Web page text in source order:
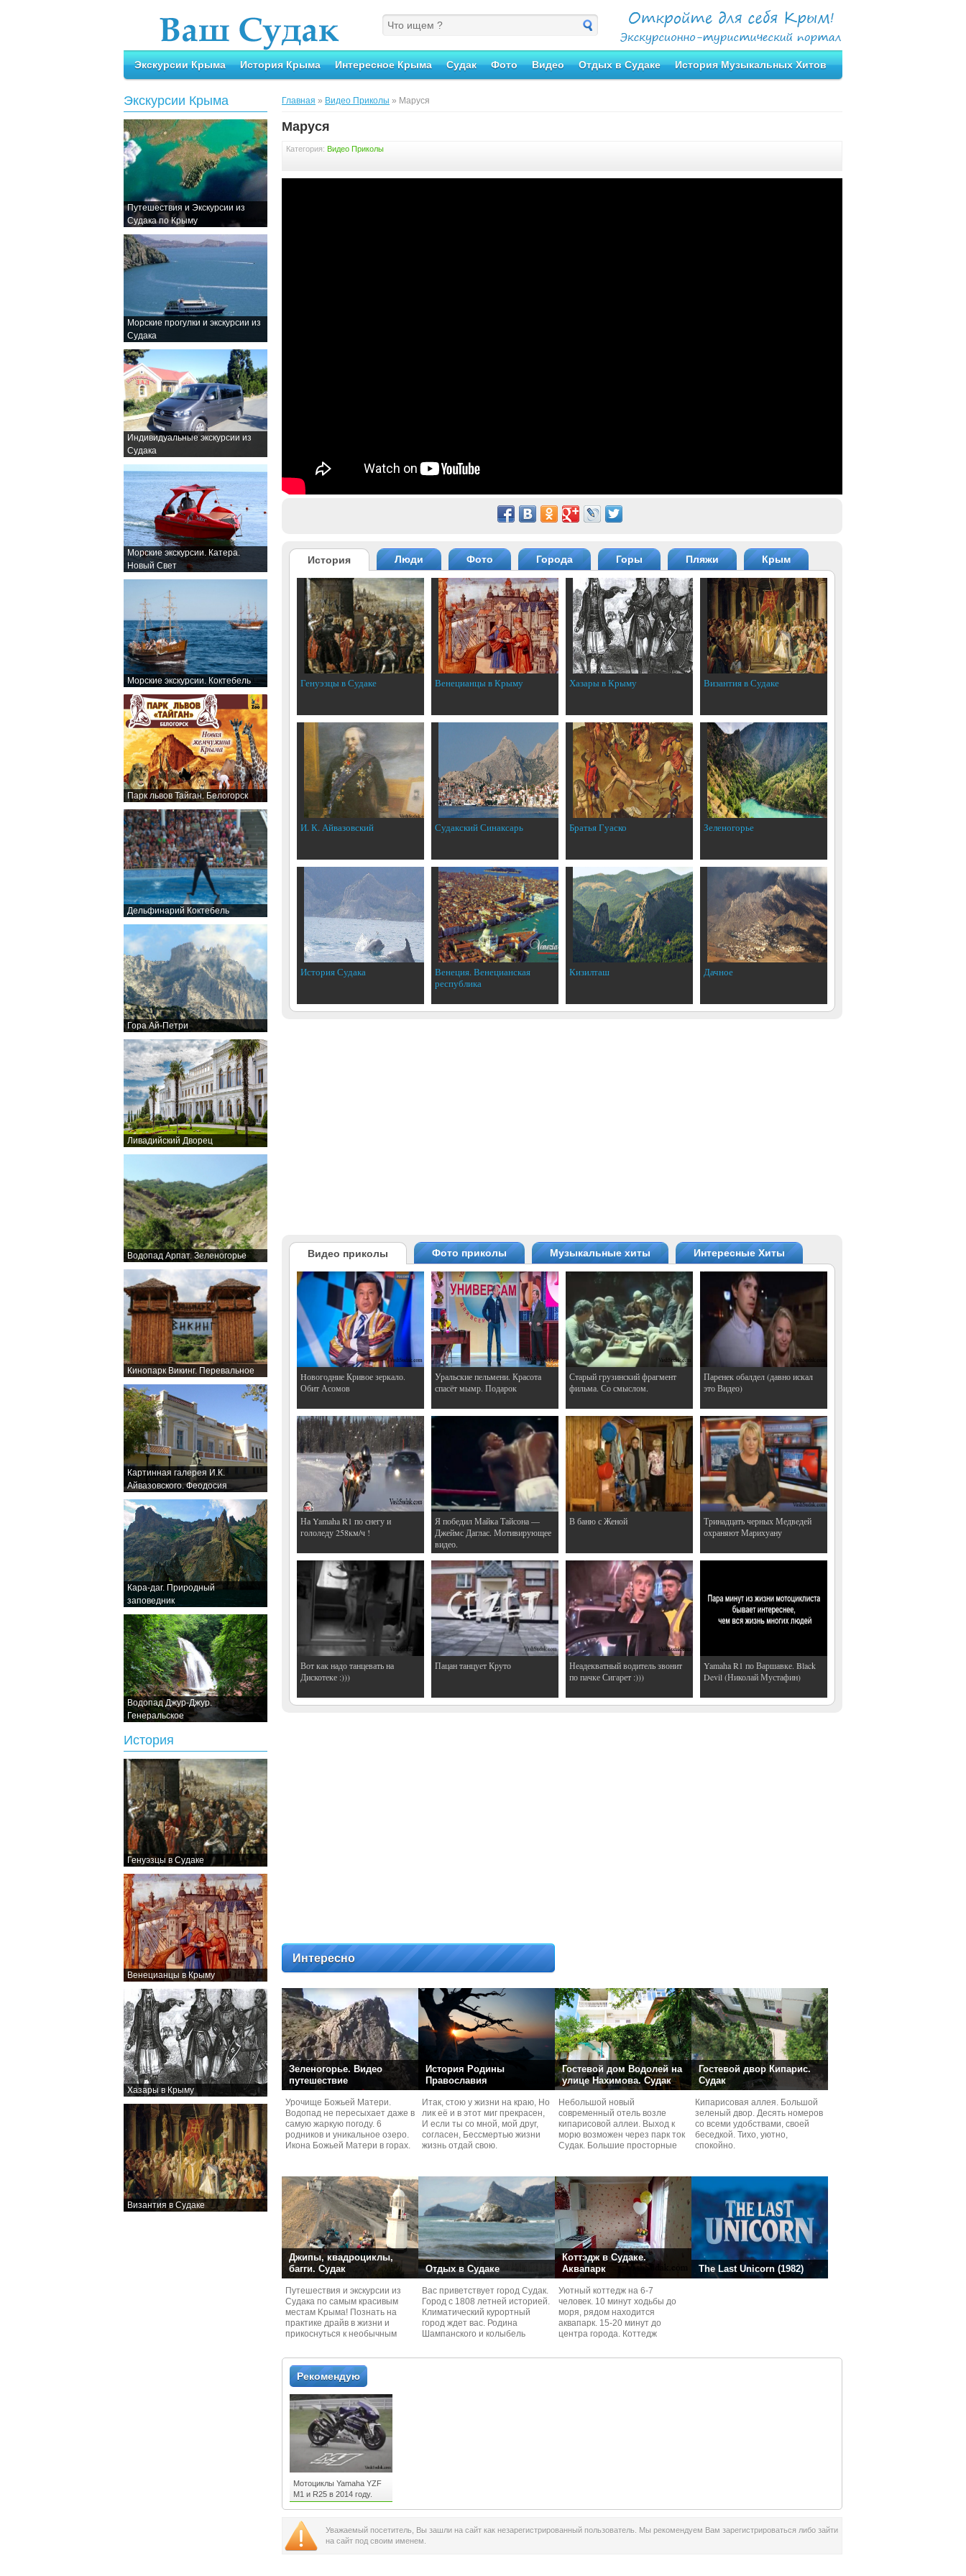
Экскурсии Крыма История Крыма Интересное Крыма Судак Фото Видео Отдых в Судаке История Музыкальных Хитов
Экскурсии Крыма
Путешествия и Экскурсии из
Судака по Крыму
Морские прогулки и экскурсии из
Судака
Индивидуальные экскурсии из
Судака
Морские экскурсии. Катера.
Новый Свет
Морские экскурсии. Коктебель
Парк львов Тайган. Белогорск
Дельфинарий Коктебель
Гора Ай-Петри
Ливадийский Дворец
Водопад Арпат. Зеленогорье
Кинопарк Викинг. Перевальное
Картинная галерея И.К.
Айвазовского. Феодосия
Кара-даг. Природный
заповедник
Водопад Джур-Джур.
Генеральское
История
Генуэзцы в Судаке
Венецианцы в Крыму
Хазары в Крыму
Византия в Судаке
Главная » Видео Приколы » Маруся
Маруся
Категория: Видео Приколы
История Люди Фото Города Горы Пляжи Крым
Генуэзцы в Судаке Венецианцы в Крыму Хазары в Крыму Византия в Судаке
И. К. Айвазовский Судакский Синаксарь Братья Гуаско Зеленогорье
История Судака
Венеция. Венецианская
республика
Кизилташ Дачное
Видео приколы Фото приколы Музыкальные хиты Интересные Хиты
Hовогодние Кривое зеркало.
Обит Асомов
Уральские пельмени. Красота
спасёт мымр. Подарок
Старый грузинский фрагмент
фильма. Со смыслом.
Паренек обалдел (давно искал
это Видео)
На Yamaha R1 по снегу и
гололеду 258км/ч !
Я победил Майка Тайсона —
Джеймс Даглас. Мотивирующее
видео.
В баню с Женой
Тринадцать черных Медведей
охраняют Марихуану
Вот как надо танцевать на
Дискотеке :)))
Пацан танцует Круто
Неадекватный водитель звонит
по пачке Сигарет :)))
Yamaha R1 по Варшавке. Black
Devil (Николай Мустафин)
Интересно
Зеленогорье. Видео
путешествие
Урочище Божьей Матери.
Водопад не пересыхает даже в
самую жаркую погоду. 6
родников и уникальное озеро.
Икона Божьей Матери в горах.
История Родины
Православия
Итак, стою у жизни на краю, Но
лик её и в этот миг прекрасен,
И если ты со мной, мой друг,
согласен, Бессмертью жизни
жизнь отдай свою.
Гостевой дом Водолей на
улице Нахимова. Судак
Небольшой новый
современный отель возле
кипарисовой аллеи. Выход к
морю возможен через парк ток
Судaк. Большие просторные
Гостевой двор Кипарис.
Судак
Кипарисовая аллея. Большой
зеленый двор. Десять номеров
со всеми удобствами, своей
беседкой. Тихо, уютно,
спокойно.
Джипы, квадроциклы,
багги. Судак
Путешествия и экскурcии из
Судaка по самым красивым
местам Kрыма! Познать на
практике драйв в жизни и
прикоснуться к необычным
Отдых в Судаке
Вас приветствует город Судак.
Город с 1808 летней историей.
Климатический курортный
город ждет вас. Родина
Шампанского и колыбель
Коттэдж в Судаке.
Аквапарк
Уютный коттедж на 6-7
человек. 10 минут ходьбы до
моря, рядом находится
аквапарк. 15-20 минут до
центра города. Коттедж
The Last Unicorn (1982)
Рекомендую
Мотоциклы Yamaha YZF
M1 и R25 в 2014 году.
Уважаемый посетитель, Вы зашли на сайт как незарегистрированный пользователь. Мы рекомендуем Вам зарегистрироваться либо зайти
на сайт под своим именем.